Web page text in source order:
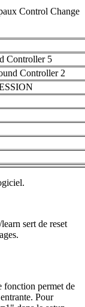
Control Change
Controller 5
Controller 2
sert de reset
fonction permet de
Pour